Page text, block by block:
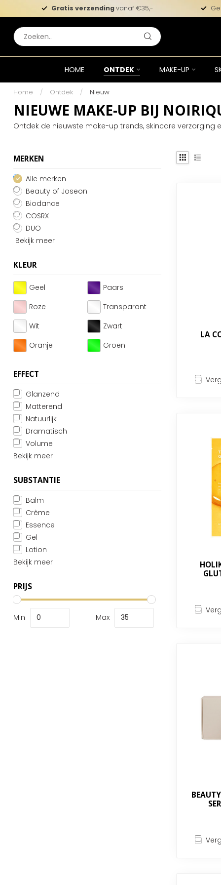
Gratis verzendingvanaf €35,-
HOME ONTDEK MAKE-UP
Home / Ontdek / Nieuw
NIEUWE MAKE-UP BIJ
Ontdek de nieuwste make-up trends, skincare
MERKEN
Alle merken
Beauty of Joseon
Biodance
COSRX
DUO
Bekijk meer
KLEUR
Geel
Paars
Roze
Transparant
Wit
Zwart
Oranje
Groen
EFFECT
Glanzend
Matterend
Natuurlijk
Dramatisch
Volume
Bekijk meer
SUBSTANTIE
Balm
Crème
Essence
Gel
Lotion
Bekijk meer
PRIJS
Min Max
LA